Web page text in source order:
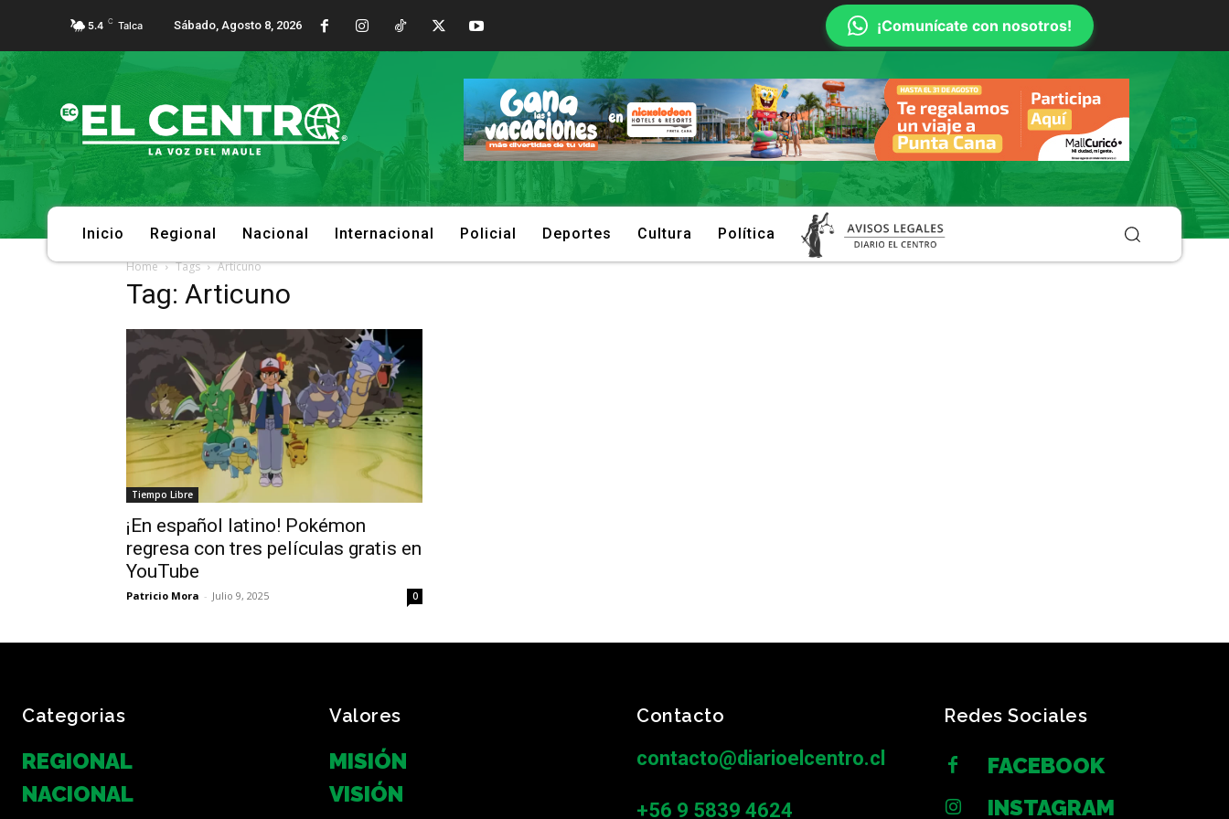
5.4 C Talca Sábado, Agosto 8, 2026 ¡Comunícate con nosotros!
Inicio Regional Nacional Internacional Policial Deportes Cultura Política
Home Tags Articuno
Tag: Articuno
Tiempo Libre
¡En español latino! Pokémon
regresa con tres películas gratis en
YouTube
Patricio Mora - Julio 9, 2025 0
Categorias
REGIONAL
NACIONAL
Valores
MISIÓN
VISIÓN
Contacto
contacto@diarioelcentro.cl
+56 9 5839 4624
Redes Sociales
FACEBOOK
INSTAGRAM